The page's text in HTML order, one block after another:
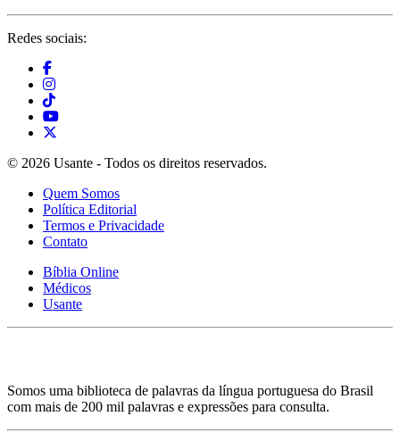
Redes sociais:
© 2026 Usante - Todos os direitos reservados.
Quem Somos
Política Editorial
Termos e Privacidade
Contato
Bíblia Online
Médicos
Usante
Somos uma biblioteca de palavras da língua portuguesa do Brasil
com mais de 200 mil palavras e expressões para consulta.